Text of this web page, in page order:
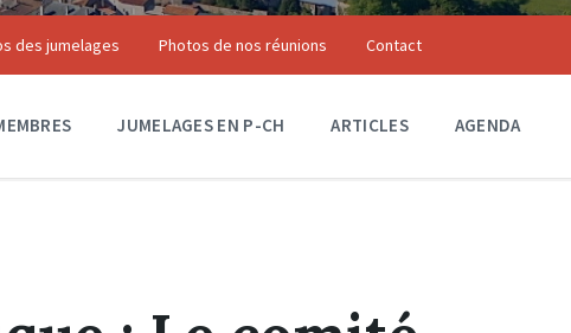
des jumelages Photos de nos réunions Contact
JUMELAGES EN P-CH ARTICLES AGENDA